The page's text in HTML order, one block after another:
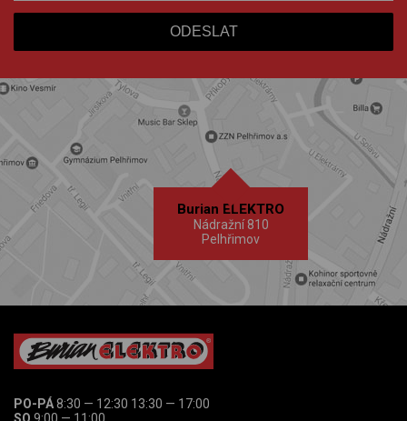
Burian ELEKTRO
Nádražní 810
Pelhřimov
PO-PÁ8:30 — 12:30 13:30 — 17:00
SO 9:00 — 11:00